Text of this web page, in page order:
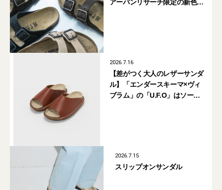
アーバンリサーチ限定の新色登
2026.7.16
【差がつく大人のレザーサンダ
ル】「エンダースキーマ×ヴィ
ブラム」の「U.F.O」はソール
2026.7.15
スリップオンサンダル